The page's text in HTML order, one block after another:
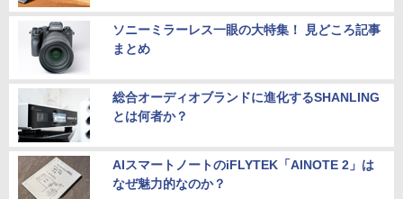
ソニーミラーレス一眼の大特集！ 見どころ記事
まとめ
総合オーディオブランドに進化するSHANLING
とは何者か？
AIスマートノートのiFLYTEK「AINOTE 2」は
なぜ魅力的なのか？